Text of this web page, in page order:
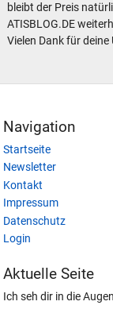
bleibt der Preis
ATISBLOG.DE
Vielen Dank für
Navigation
Startseite
Newsletter
Kontakt
Impressum
Datenschutz
Login
Aktuelle Seite
Ich seh dir in die